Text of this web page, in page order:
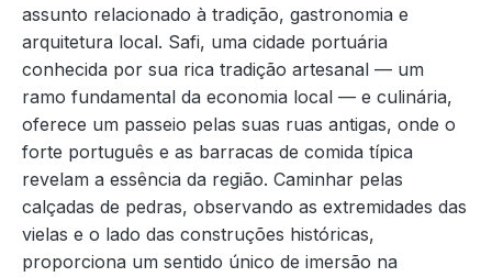
assunto relacionado à tradição, gastronomia e
arquitetura local. Safi, uma cidade portuária
conhecida por sua rica tradição artesanal — um
ramo fundamental da economia local — e culinária,
oferece um passeio pelas suas ruas antigas, onde o
forte português e as barracas de comida típica
revelam a essência da região. Caminhar pelas
calçadas de pedras, observando as extremidades das
vielas e o lado das construções históricas,
proporciona um sentido único de imersão na